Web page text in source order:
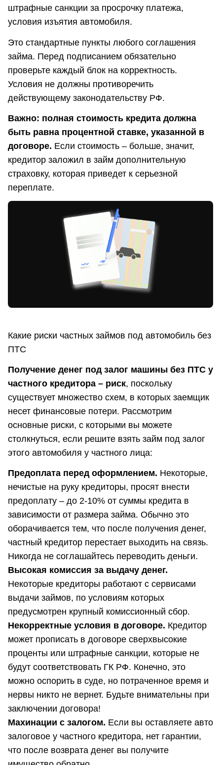
штрафные санкции за просрочку платежа,
условия изъятия автомобиля.
Это стандартные пункты любого соглашения
займа. Перед подписанием обязательно
проверьте каждый блок на корректность.
Условия не должны противоречить
действующему законодательству РФ.
Важно: полная стоимость кредита должна
быть равна процентной ставке, указанной в
договоре. Если стоимость – больше, значит,
кредитор заложил в займ дополнительную
страховку, которая приведет к серьезной
переплате.
Какие риски частных займов под автомобиль без
ПТС
Получение денег под залог машины без ПТС у
частного кредитора – риск, поскольку
существует множество схем, в которых заемщик
несет финансовые потери. Рассмотрим
основные риски, с которыми вы можете
столкнуться, если решите взять займ под залог
этого автомобиля у частного лица:
Предоплата перед оформлением. Некоторые,
нечистые на руку кредиторы, просят внести
предоплату – до 2-10% от суммы кредита в
зависимости от размера займа. Обычно это
оборачивается тем, что после получения денег,
частный кредитор перестает выходить на связь.
Никогда не соглашайтесь переводить деньги.
Высокая комиссия за выдачу денег.
Некоторые кредиторы работают с сервисами
выдачи займов, по условиям которых
предусмотрен крупный комиссионный сбор.
Некорректные условия в договоре. Кредитор
может прописать в договоре сверхвысокие
проценты или штрафные санкции, которые не
будут соответствовать ГК РФ. Конечно, это
можно оспорить в суде, но потраченное время и
нервы никто не вернет. Будьте внимательны при
заключении договора!
Махинации с залогом. Если вы оставляете авто
залоговое у частного кредитора, нет гарантии,
что после возврата денег вы получите